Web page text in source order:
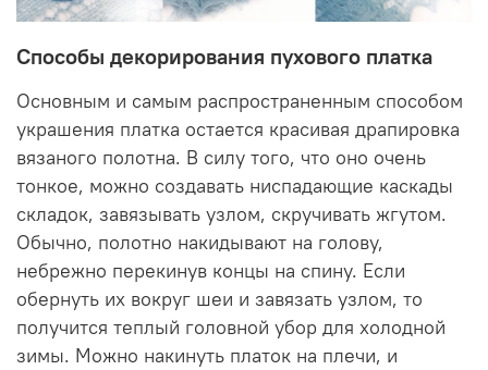
Способы декорирования пухового платка
Основным и самым распространенным способом
украшения платка остается красивая драпировка
вязаного полотна. В силу того, что оно очень
тонкое, можно создавать ниспадающие каскады
складок, завязывать узлом, скручивать жгутом.
Обычно, полотно накидывают на голову,
небрежно перекинув концы на спину. Если
обернуть их вокруг шеи и завязать узлом, то
получится теплый головной убор для холодной
зимы. Можно накинуть платок на плечи, и